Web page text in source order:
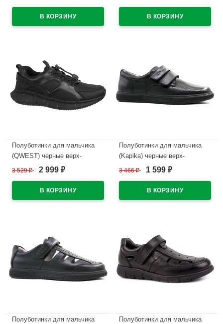
размер 32-37 арт.232T-Z1-3848
размерный ряд 36-41 артикул
232T-Z1-3861
Полуботинки для мальчика
(QWEST) черные верх-
искусственная кожа
размерный ряд 36-42 артикул
232T-Z1-3864
3 529₽ 2 999 ₽
Полуботинки для мальчика
(Kapika) черные верх-
натуральная кожа подкладка-
33 артикул 22902-1
3 466₽ 1 599 ₽
Полуботинки для мальчика
Полуботинки для мальчика